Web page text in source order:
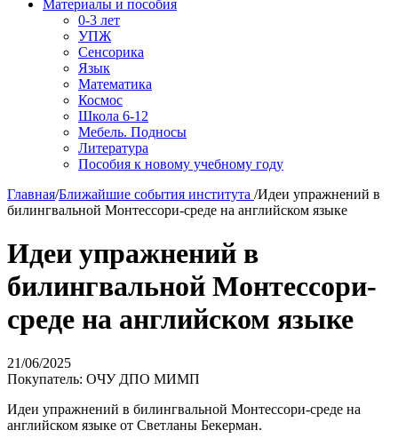
Материалы и пособия
0-3 лет
УПЖ
Сенсорика
Язык
Математика
Космос
Школа 6-12
Мебель. Подносы
Литература
Пособия к новому учебному году
Главная/Ближайшие события института /​Идеи упражнений в
билингвальной Монтессори-среде на английском языке
​Идеи упражнений в
билингвальной Монтессори-
среде на английском языке
21/06/2025
Покупатель: ОЧУ ДПО МИМП
Идеи упражнений в билингвальной Монтессори-среде на
английском языке от Светланы Бекерман.